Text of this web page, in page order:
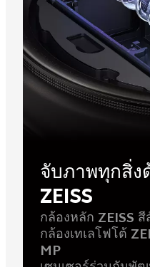
จับภาพทุกสิ่ง
ZEISS
กล้องหลัก ZEISS สี
กล้องเทเลโฟโต้
MP